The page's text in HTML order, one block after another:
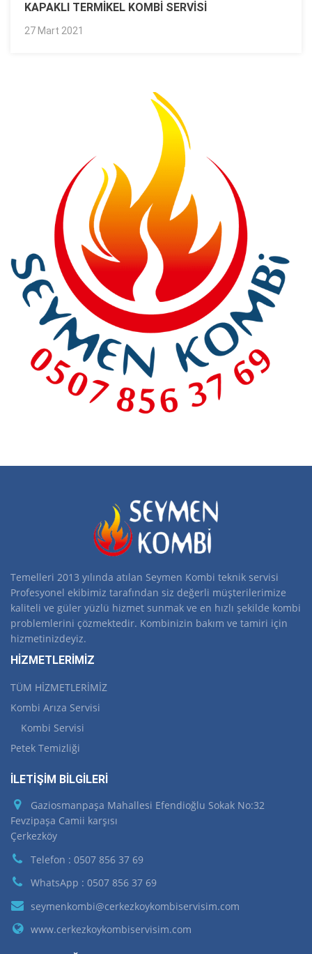
KAPAKLI TERMIKEL KOMBI SERVISI
27 Mart 2021
Temelleri 2013 yılında atılan Seymen Kombi teknik servisi
Profesyonel ekibimiz tarafından siz değerli müşterilerimize
kaliteli ve güler yüzlü hizmet sunmak ve en hızlı şekilde kombi
problemlerini çözmektedir. Kombinizin bakım ve tamiri için
hizmetinizdeyiz.
HİZMETLERİMİZ
TÜM HİZMETLERİMİZ
Kombi Arıza Servisi
Kombi Servisi
Petek Temizliği
İLETİŞİM BİLGİLERİ
Gaziosmanpaşa Mahallesi Efendioğlu Sokak No:32
Fevzipaşa Camii karşısı
Çerkezköy
Telefon : 0507 856 37 69
WhatsApp : 0507 856 37 69
seymenkombi@cerkezkoykombiservisim.com
www.cerkezkoykombiservisim.com